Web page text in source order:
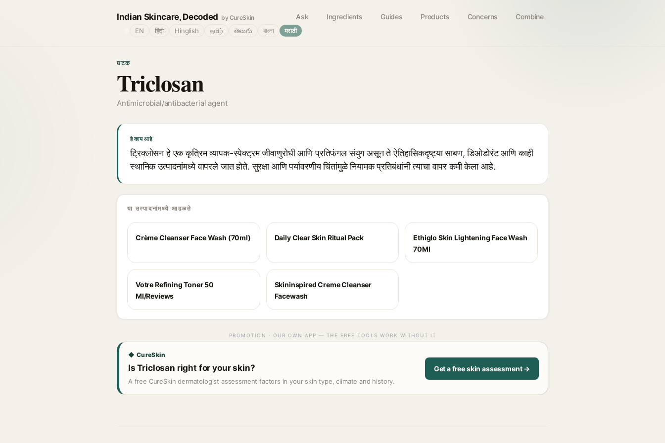
Indian Skincare, Decoded by CureSkin Ask Ingredients Guides Products Concerns Combine
EN हिंदी Hinglish தமிழ் తెలుగు বাংলা मराठी
घटक
Triclosan
Antimicrobial/antibacterial agent
हे काय आहे
ट्रिक्लोसन हे एक कृत्रिम व्यापक-स्पेक्ट्रम जीवाणुरोधी आणि प्रतिफंगल संयुग असून ते ऐतिहासिकदृष्ट्या साबण, डिओडोरंट आणि काही
स्थानिक उत्पादनांमध्ये वापरले जात होते. सुरक्षा आणि पर्यावरणीय चिंतांमुळे नियामक प्रतिबंधांनी त्याचा वापर कमी केला आहे.
या उत्पादनांमध्ये आढळते
Crème Cleanser Face Wash (70ml) Daily Clear Skin Ritual Pack
Ethiglo Skin Lightening Face Wash
70Ml
Votre Refining Toner 50
Ml/Reviews
Skininspired Creme Cleanser
Facewash
PROMOTION · OUR OWN APP — THE FREE TOOLS WORK WITHOUT IT
◆ CureSkin
Is Triclosan right for your skin?
A free CureSkin dermatologist assessment factors in your skin type, climate and history.
Get a free skin assessment →